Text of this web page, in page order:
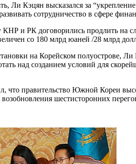
Ли Кэцян высказался за
сотрудничество в сфере
КНР и РК договорились продлить на
со 180 млрд юаней /28 млрд
на Корейском полуострове,
над созданием условий для
что правительство Южной Кореи
шестисторонних